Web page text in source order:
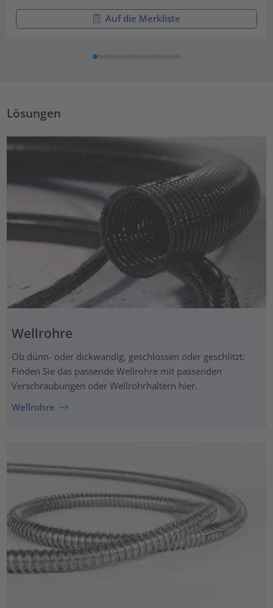
Auf die Merkliste
Lösungen
Wellrohre
Ob dünn- oder dickwandig, geschlossen oder geschlitzt:
Finden Sie das passende Wellrohre mit passenden
Verschraubungen oder Wellrohrhaltern hier.
Wellrohre